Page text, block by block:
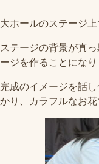
大ホールのステージ
ステージの背景が真
ージを作ることになり
完成のイメージを話
かり、カラフルなお